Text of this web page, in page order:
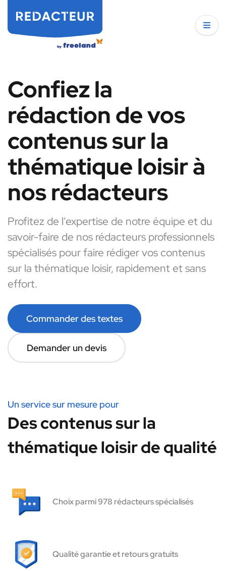
Confiez la
rédaction de vos
contenus sur la
thématique loisir à
nos rédacteurs
Profitez de l'expertise de notre équipe et du
savoir-faire de nos rédacteurs professionnels
spécialisés pour faire rédiger vos contenus
sur la thématique loisir, rapidement et sans
effort.
Commander des textes
Demander un devis
Un service sur mesure pour
Des contenus sur la
thématique loisir de qualité
Choix parmi 978 rédacteurs spécialisés
Qualité garantie et retours gratuits